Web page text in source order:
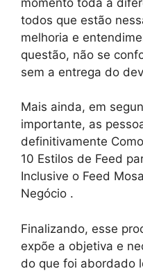
todos que estão
melhoria e
questão, não se
sem a entrega do
Mais ainda, em
importante, as
definitivamente
10 Estilos de Feed
Inclusive o Feed
Negócio .
Finalizando, esse
expõe a objetiva e
do que foi abordado